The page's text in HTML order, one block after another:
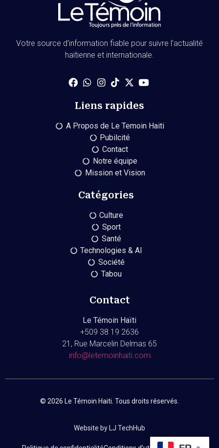
Votre source d’information fiable pour suivre l’actualité
haïtienne et internationale.
Liens rapides
A Propos de Le Temoin Haiti
Pubilcité
Contact
Notre équipe
Mission et Vision
Catégories
Culture
Sport
Santé
Technologies & AI
Société
Tabou
Contact
Le Témoin Haïti
+509 38 19 2636
21, Rue Marcelin Delmas 65
info@letemoinhaiti.com
© 2026 Le Témoin Haiti. Tous droits réservés.
Website by LJ TechHub